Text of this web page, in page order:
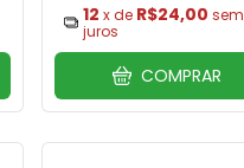
12 x de R$24,00 sem
juros
COMPRAR